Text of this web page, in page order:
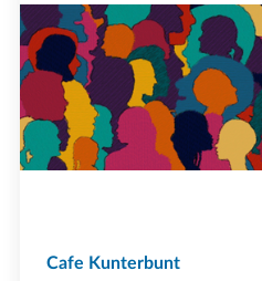
Cafe Kunterbunt